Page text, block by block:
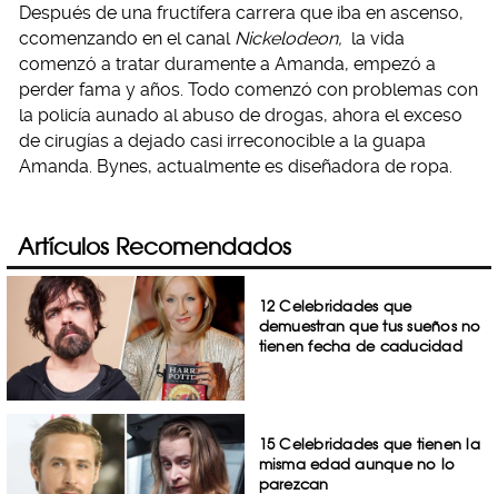
Después de una fructífera carrera que iba en ascenso,
ccomenzando en el canal Nickelodeon, la vida
comenzó a tratar duramente a Amanda, empezó a
perder fama y años. Todo comenzó con problemas con
la policía aunado al abuso de drogas, ahora el exceso
de cirugías a dejado casi irreconocible a la guapa
Amanda. Bynes, actualmente es diseñadora de ropa.
Artículos Recomendados
12 Celebridades que
demuestran que tus sueños no
tienen fecha de caducidad
15 Celebridades que tienen la
misma edad aunque no lo
parezcan